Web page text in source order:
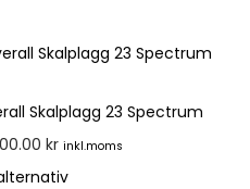
Skalplagg 23 Spectrum
kr inkl.moms